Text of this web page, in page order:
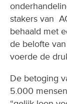
stakers van
behaald met
de belofte
voerde de
De betoging
5.000